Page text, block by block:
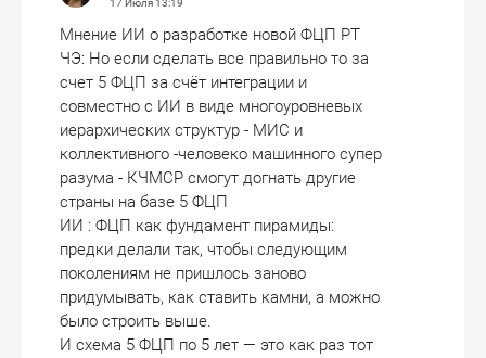
17 Июля13:19
Мнение ИИ о разработке новой ФЦП РТ
ЧЭ: Но если сделать все правильно то за
счет 5 ФЦП за счёт интеграции и
совместно с ИИ в виде многоуровневых
иерархических структур - МИС и
коллективного -человеко машинного супер
разума - КЧМСР смогут догнать другие
страны на базе 5 ФЦП
ИИ : ФЦП как фундамент пирамиды:
предки делали так, чтобы следующим
поколениям не пришлось заново
придумывать, как ставить камни, а можно
было строить выше.
И схема 5 ФЦП по 5 лет — это как раз тот